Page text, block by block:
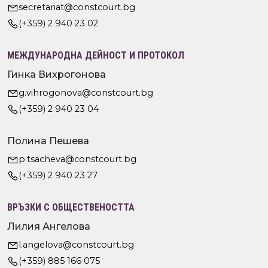
secretariat@constcourt.bg
(+359) 2 940 23 02
МЕЖДУНАРОДНА ДЕЙНОСТ И ПРОТОКОЛ
Гинка Вихрогонова
g.vihrogonova@constcourt.bg
(+359) 2 940 23 04
Полина Пешева
p.tsacheva@constcourt.bg
(+359) 2 940 23 27
ВРЪЗКИ С ОБЩЕСТВЕНОСТТА
Лилия Ангелова
l.angelova@constcourt.bg
(+359) 885 166 075